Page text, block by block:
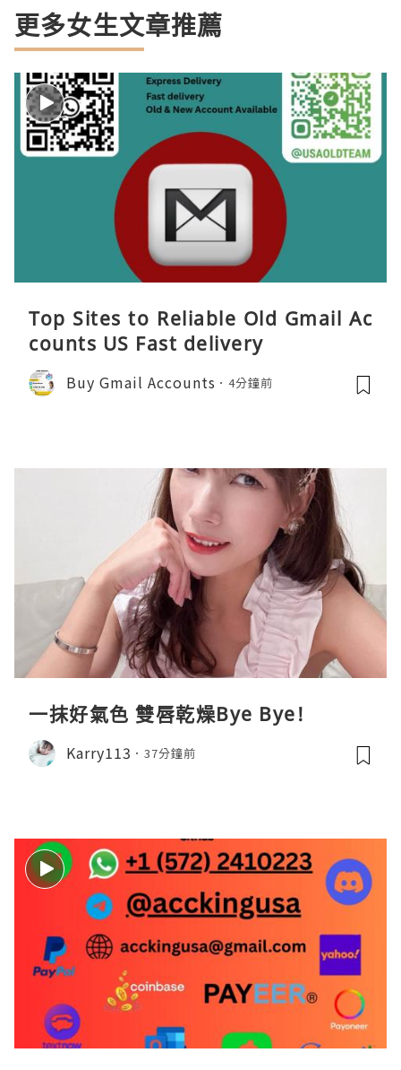
更多女生文章推薦
Top Sites to Reliable Old Gmail Ac
counts US Fast delivery
Buy Gmail Accounts 4分鐘前
一抹好氣色 雙唇乾燥Bye Bye!
Karry113 37分鐘前